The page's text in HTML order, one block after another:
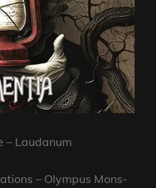
– Laudanum
– Olympus Mons-